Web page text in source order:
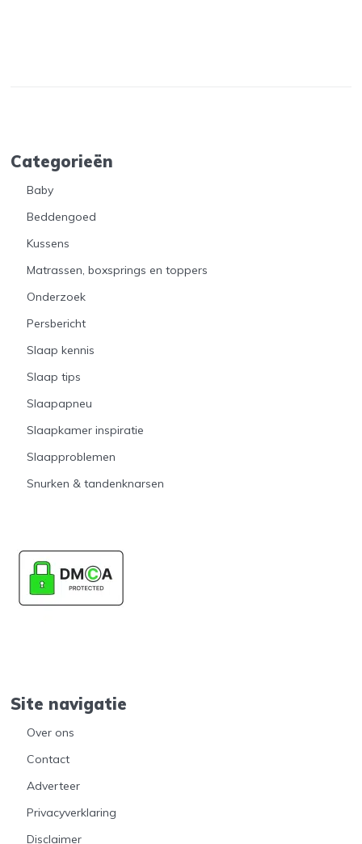
Categorieën
Baby
Beddengoed
Kussens
Matrassen, boxsprings en toppers
Onderzoek
Persbericht
Slaap kennis
Slaap tips
Slaapapneu
Slaapkamer inspiratie
Slaapproblemen
Snurken & tandenknarsen
Site navigatie
Over ons
Contact
Adverteer
Privacyverklaring
Disclaimer